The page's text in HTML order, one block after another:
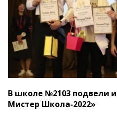
В школе №2103 подвели
Мистер Школа-2022»